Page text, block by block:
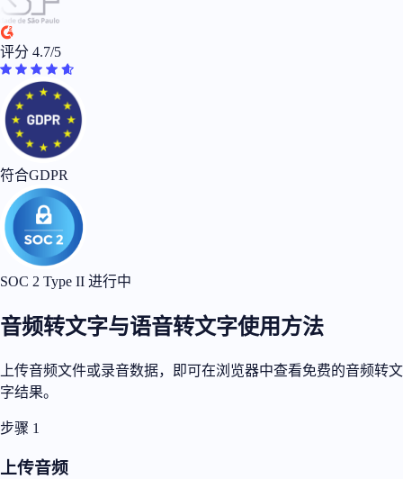
评分 4.7/5
符合GDPR
SOC 2 Type II 进行中
音频转文字与语音转文字使用方法
上传音频文件或录音数据，即可在浏览器中查看免费的音频转文
字结果。
步骤 1
上传音频